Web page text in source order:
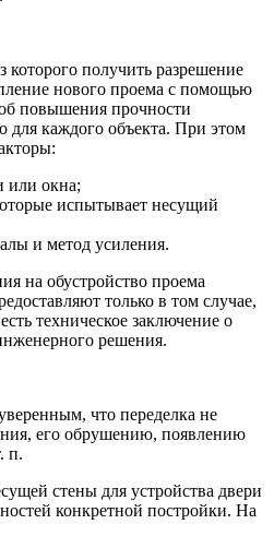
получить разрешение
нового проема с помощью
повышения прочности
для каждого объекта. При этом
или окна;
испытывает несущий
и метод усиления.
на обустройство проема
только в том случае,
техническое заключение о
решения.
что переделка не
его обрушению, появлению
п.
стены для устройства двери
конкретной постройки. На